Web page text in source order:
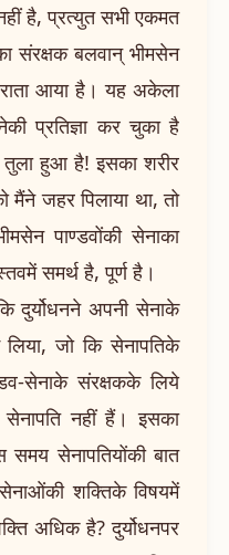
है, प्रत्युत सभी एकमत
संरक्षक बलवान् भीमसेन
आया है। यह अकेला
प्रतिज्ञा कर चुका है
तुला हुआ है! इसका शरीर
जहर पिलाया था, तो
पाण्डवोंकी सेनाका
समर्थ है, पूर्ण है।
दुर्योधनने अपनी सेनाके
लिया, जो कि सेनापतिके
सेनाके संरक्षकके लिये
नहीं हैं। इसका
समय सेनापतियोंकी बात
शक्तिके विषयमें
अधिक है? दुर्योधनपर